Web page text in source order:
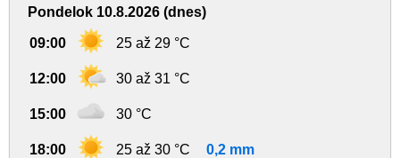
Pondelok 10.8.2026 (dnes)
09:00 25 až 29 °C
12:00 30 až 31 °C
15:00 30 °C
18:00 25 až 30 °C 0,2 mm